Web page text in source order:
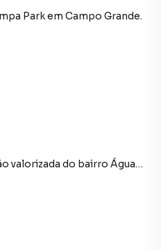
Parkem Campo Grande.
valorizada do bairro Água
sobre Terreno em